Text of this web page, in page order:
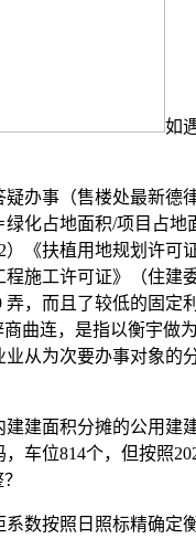
如
事（售楼处最新德
化占地面积/项目占地
《扶植用地规划许可
施工许可证》（住建
，而且了较低的固定
曲连，是指以衡宇做
从为次要办事对象的
面积分摊的公用建
车位814个，但按照
数按照日照标精确定